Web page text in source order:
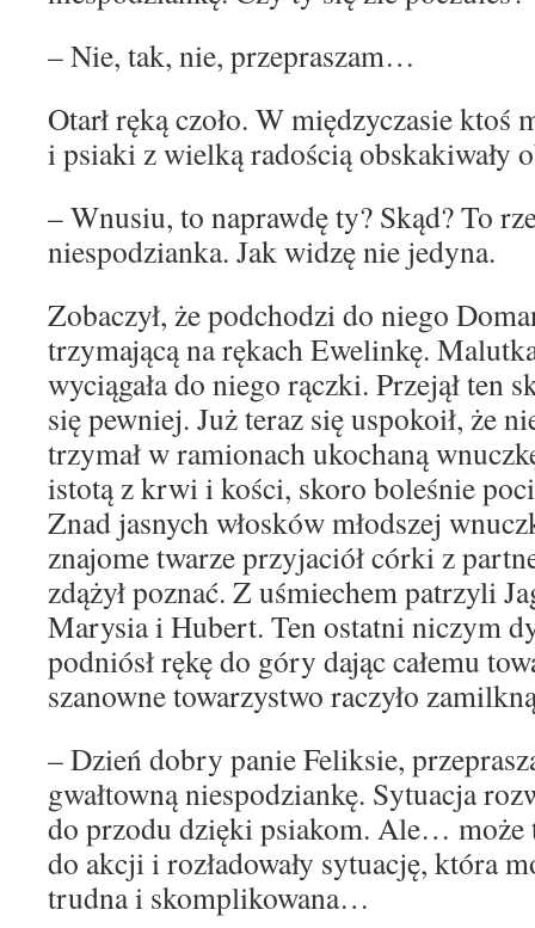
– Nie, tak, nie, przepraszam…
Otarł ręką czoło. W międzyczasie ktoś
i psiaki z wielką radością obskakiwały
– Wnusiu, to naprawdę ty? Skąd? To
niespodzianka. Jak widzę nie jedyna.
Zobaczył, że podchodzi do niego
trzymającą na rękach Ewelinkę.
wyciągała do niego rączki. Przejął ten
się pewniej. Już teraz się uspokoił, że
trzymał w ramionach ukochaną
istotą z krwi i kości, skoro boleśnie
Znad jasnych włosków młodszej
znajome twarze przyjaciół córki z
zdążył poznać. Z uśmiechem patrzyli
Marysia i Hubert. Ten ostatni niczym
podniósł rękę do góry dając całemu
szanowne towarzystwo raczyło
– Dzień dobry panie Feliksie,
gwałtowną niespodziankę. Sytuacja
do przodu dzięki psiakom. Ale… może
do akcji i rozładowały sytuację, która
trudna i skomplikowana…